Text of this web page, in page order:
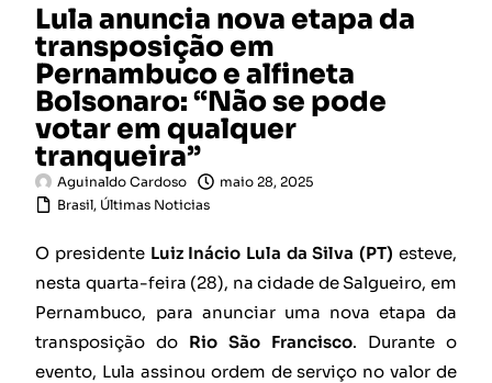
Lula anuncia nova etapa da
transposição em
Pernambuco e alfineta
Bolsonaro: “Não se pode
votar em qualquer
tranqueira”
Aguinaldo Cardoso
maio 28, 2025
Brasil, Últimas Noticias
O presidente Luiz Inácio Lula da Silva (PT) esteve,
nesta quarta-feira (28), na cidade de Salgueiro, em
Pernambuco, para anunciar uma nova etapa da
transposição do Rio São Francisco. Durante o
evento, Lula assinou ordem de serviço no valor de